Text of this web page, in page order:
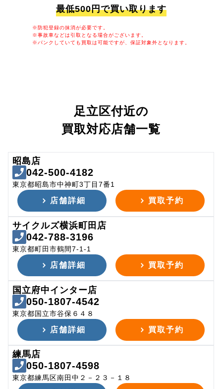
最低500円で買い取ります
※防犯登録の抹消が必要です。
※事故車などは引取となる場合がございます。
※パンクしていても買取は可能ですが、保証対象外となります。
足立区付近の
買取対応店舗一覧
昭島店
042-500-4182
東京都昭島市中神町3丁目7番1
店舗詳細 買取予約
サイクルズ横浜町田店
042-788-3196
東京都町田市鶴間7-1-1
店舗詳細 買取予約
国立府中インター店
050-1807-4542
東京都国立市谷保６４８
店舗詳細 買取予約
練馬店
050-1807-4598
東京都練馬区南田中２－２３－１８